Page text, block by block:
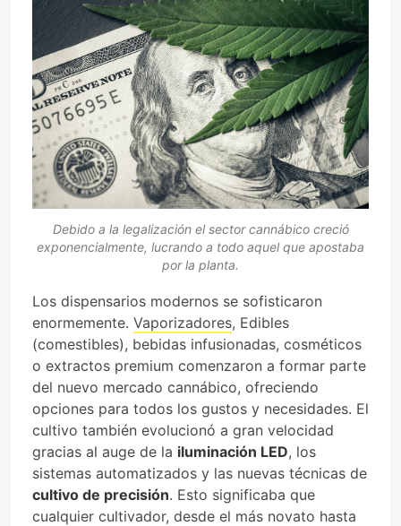
Debido a la legalización el sector cannábico creció
exponencialmente, lucrando a todo aquel que apostaba
por la planta.
Los dispensarios modernos se sofisticaron
enormemente. Vaporizadores, Edibles
(comestibles), bebidas infusionadas, cosméticos
o extractos premium comenzaron a formar parte
del nuevo mercado cannábico, ofreciendo
opciones para todos los gustos y necesidades. El
cultivo también evolucionó a gran velocidad
gracias al auge de la iluminación LED, los
sistemas automatizados y las nuevas técnicas de
cultivo de precisión. Esto significaba que
cualquier cultivador, desde el más novato hasta